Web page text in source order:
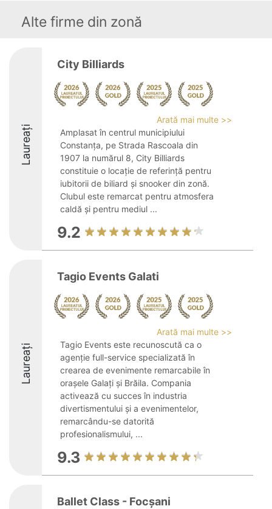
Alte firme din zonă
Laureați
City Billiards
Arată mai multe >>
Amplasat în centrul municipiului
Constanța, pe Strada Rascoala din
1907 la numărul 8, City Billiards
constituie o locație de referință pentru
iubitorii de biliard și snooker din zonă.
Clubul este remarcat pentru atmosfera
caldă și pentru mediul ...
9.2
Laureați
Tagio Events Galati
Arată mai multe >>
Tagio Events este recunoscută ca o
agenție full-service specializată în
crearea de evenimente remarcabile în
orașele Galați și Brăila. Compania
activează cu succes în industria
divertismentului și a evenimentelor,
remarcându-se datorită
profesionalismului, ...
9.3
Ballet Class - Focșani